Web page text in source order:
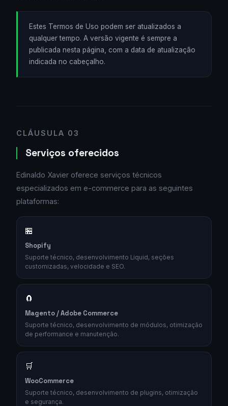
Estes Termos de Uso podem ser atualizados a
qualquer tempo. A versão vigente é sempre a
publicada nesta página, com a data de atualização
indicada no cabeçalho.
CLÁUSULA 03
Serviços oferecidos
Edinaldo Xavier oferece serviços técnicos
especializados em e-commerce para as seguintes
plataformas:
🏪
Shopify
Suporte técnico, desenvolvimento Liquid, seções
customizadas, velocidade e SEO.
🧲
Magento / Adobe Commerce
Suporte técnico, desenvolvimento de módulos, otimização
de performance e manutenção.
🛒
WooCommerce
Suporte técnico, desenvolvimento de plugins, otimização
e segurança.